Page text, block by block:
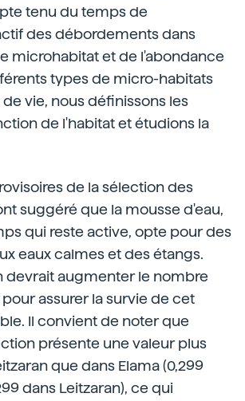
tenu du temps de
des débordements dans
microhabitat et de l'abondance
types de micro-habitats
vie, nous définissons les
de l'habitat et étudions la
de la sélection des
suggéré que la mousse d'eau,
qui reste active, opte pour des
eaux calmes et des étangs.
devrait augmenter le nombre
assurer la survie de cet
Il convient de noter que
présente une valeur plus
que dans Elama (0,299
dans Leitzaran), ce qui